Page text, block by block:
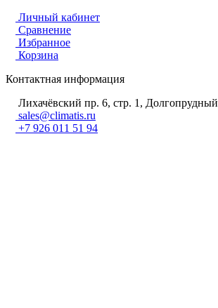
Личный кабинет
Сравнение
Избранное
Корзина
Контактная информация
Лихачёвский пр. 6, стр. 1, Долгопрудный
sales@climatis.ru
+7 926 011 51 94